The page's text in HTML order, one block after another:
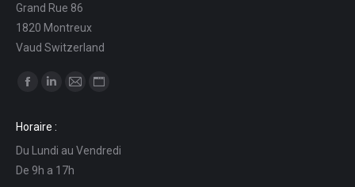
Grand Rue 86
1820 Montreux
Vaud Switzerland
Trouvez nous sur :
Facebook
s'ouvre
dans
LinkedIn
s'ouvre
dans
mail Web
Horaire :
Du Lundi au Vendredi
De 9h a 17h